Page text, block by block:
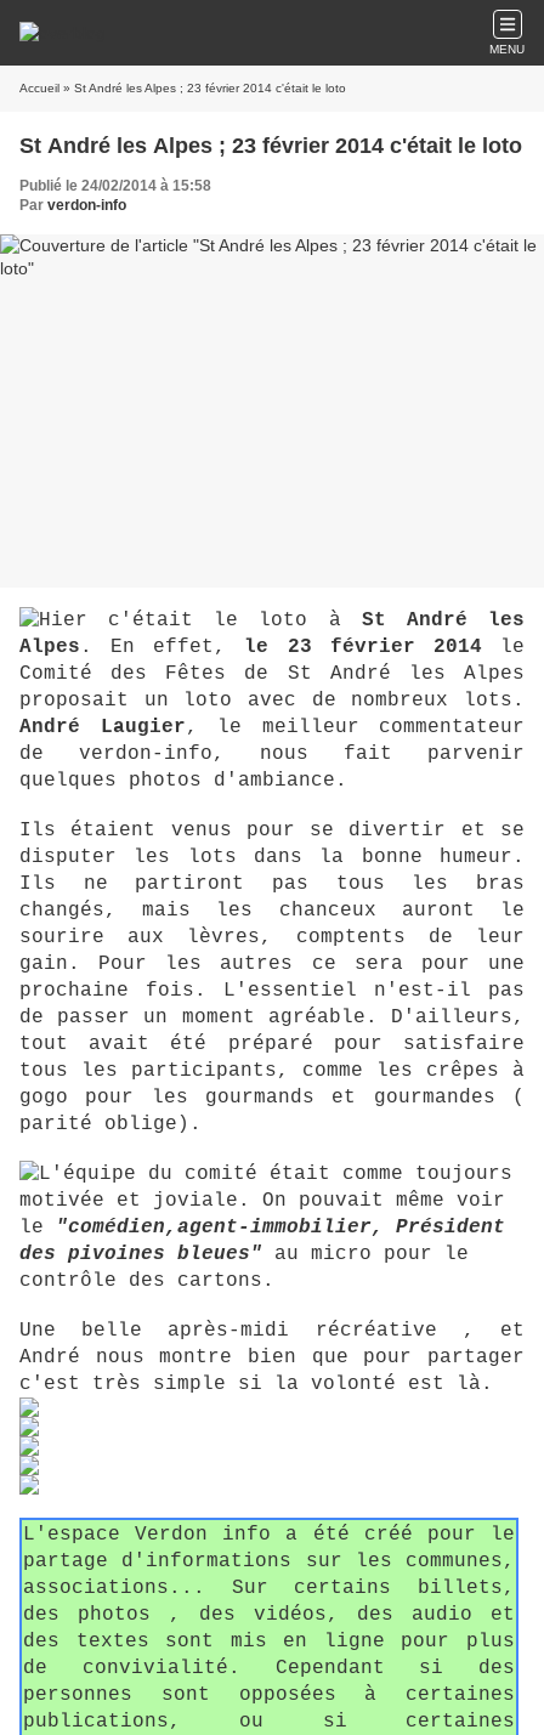
MENU
Accueil » St André les Alpes ; 23 février 2014 c'était le loto
St André les Alpes ; 23 février 2014 c'était le loto
Publié le 24/02/2014 à 15:58
Par verdon-info
Hier c'était le loto à St André les
Alpes . En effet, le 23 février 2014le
Comité des Fêtes de St André les Alpes
proposait un loto avec de nombreux lots.
André Laugier, le meilleur commentateur
de verdon-info, nous fait parvenir
quelques photos d'ambiance.
Ils étaient venus pour se divertir et se
disputer les lots dans la bonne humeur.
Ils ne partiront pas tous les bras
changés, mais les chanceux auront le
sourire aux lèvres, comptents de leur
gain. Pour les autres ce sera pour une
prochaine fois. L'essentiel n'est-il pas
de passer un moment agréable. D'ailleurs,
tout avait été préparé pour satisfaire
tous les participants, comme les crêpes à
gogo pour les gourmands et gourmandes (
parité oblige).
L'équipe du comité était comme toujours
motivée et joviale. On pouvait même voir
le
"comédien,agent-immobilier, Président
des pivoines bleues" au micro pour le
contrôle des cartons.
Une belle après-midi récréative , et
André nous montre bien que pour partager
c'est très simple si la volonté est là.
L'espace Verdon info a été créé pour le
partage d'informations sur les communes,
associations... Sur certains billets,
des photos , des vidéos, des audio et
des textes sont mis en ligne pour plus
de convivialité. Cependant si des
personnes sont opposées à certaines
publications, ou si certaines